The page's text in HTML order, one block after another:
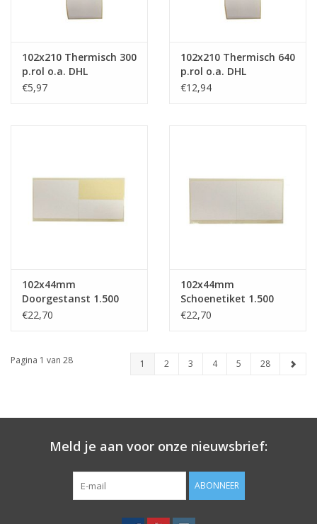
102x210 Thermisch 300
p.rol o.a. DHL
€5,97
102x210 Thermisch 640
p.rol o.a. DHL
€12,94
102x44mm
Doorgestanst 1.500
p.rol
€22,70
102x44mm
Schoenetiket 1.500
p.rol
€22,70
Pagina 1 van 28 1 2 3 4 5 28
Meld je aan voor onze nieuwsbrief:
ABONNEER